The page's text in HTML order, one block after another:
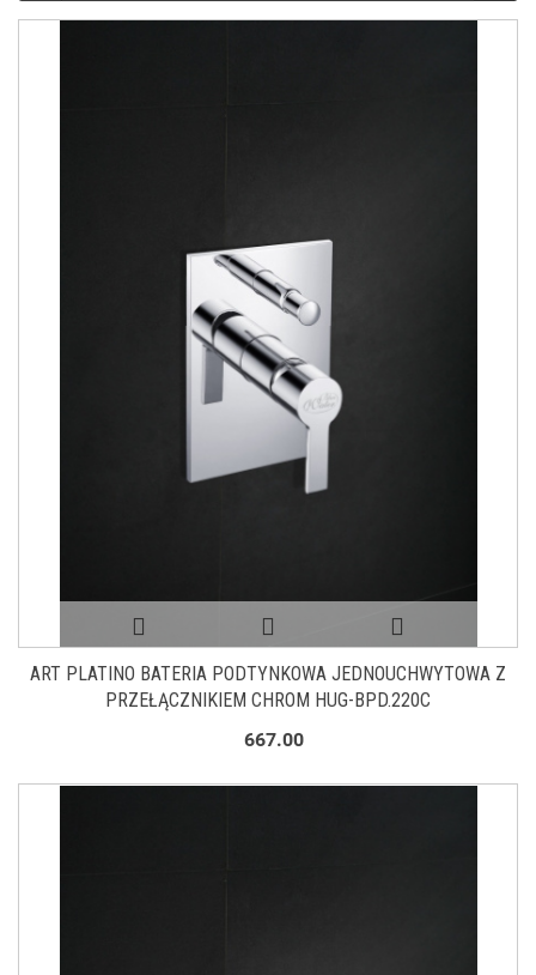
ART PLATINO BATERIA PODTYNKOWA JEDNOUCHWYTOWA Z
PRZEŁĄCZNIKIEM CHROM HUG-BPD.220C
667.00